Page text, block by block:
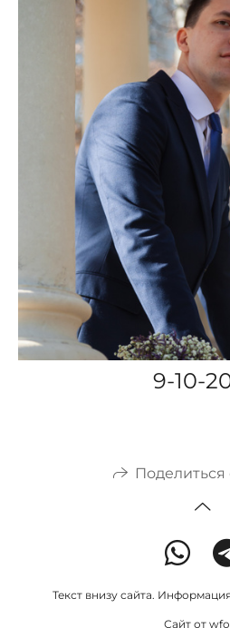
9-10-
Поделиться
Текст внизу сайта.
Сайт от